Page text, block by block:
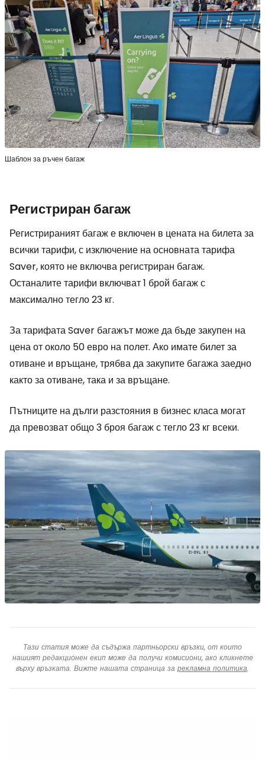
Шаблон за ръчен багаж
Регистриран багаж
Регистрираният багаж е включен в цената на билета за
всички тарифи, с изключение на основната тарифа
Saver, която не включва регистриран багаж.
Останалите тарифи включват 1 брой багаж с
максимално тегло 23 кг.
За тарифата Saver багажът може да бъде закупен на
цена от около 50 евро на полет. Ако имате билет за
отиване и връщане, трябва да закупите багажа заедно
както за отиване, така и за връщане.
Пътниците на дълги разстояния в бизнес класа могат
да превозват общо 3 броя багаж с тегло 23 кг всеки.
Тази статия може да съдържа партньорски връзки, от които
нашият редакционен екип може да получи комисиони, ако кликнете
върху връзката. Вижте нашата страница за рекламна политика.